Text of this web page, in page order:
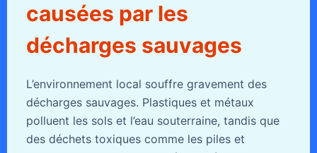
causées par les
décharges sauvages
L’environnement local souffre gravement des
décharges sauvages. Plastiques et métaux
polluent les sols et l’eau souterraine, tandis que
des déchets toxiques comme les piles et